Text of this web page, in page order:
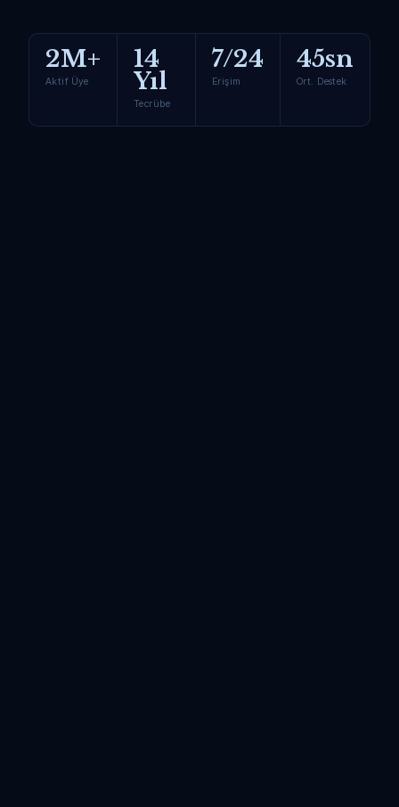
2M+
Aktif Üye
14
Yıl
Tecrübe
7/24
Erişim
45sn
Ort. Destek